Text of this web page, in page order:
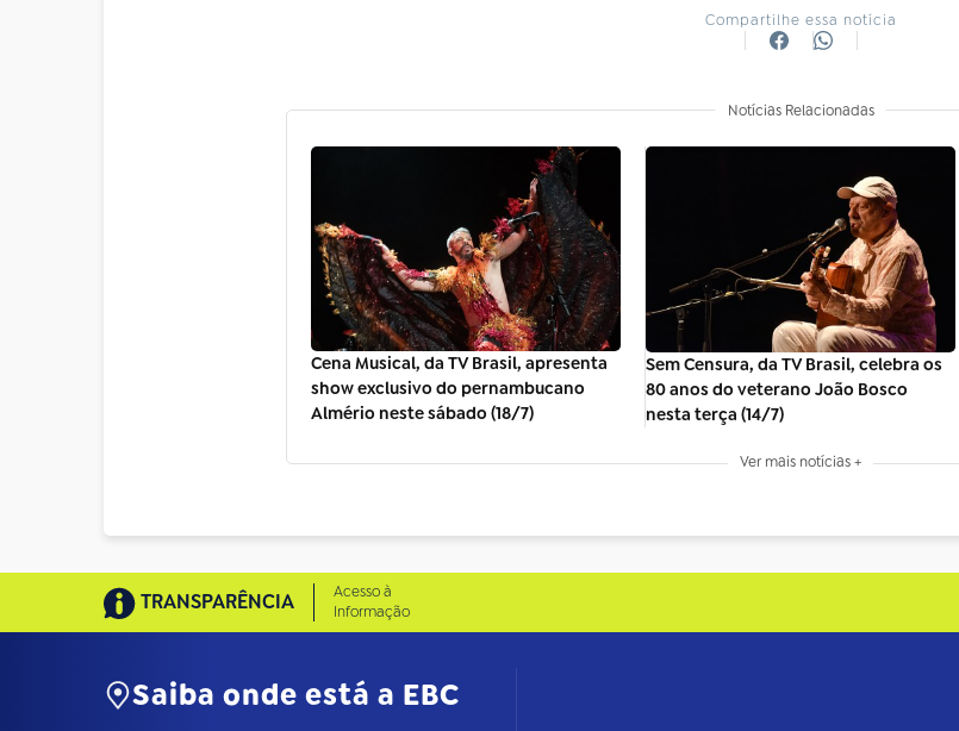
Compartilhe essa notícia
Notícias Relacionadas
Cena Musical, da TV Brasil, apresenta
show exclusivo do pernambucano
Almério neste sábado (18/7)
Sem Censura, da TV Brasil, celebra os
80 anos do veterano João Bosco
nesta terça (14/7)
Ver mais notícias +
TRANSPARÊNCIA
Acesso à
Informação
Saiba onde está a EBC